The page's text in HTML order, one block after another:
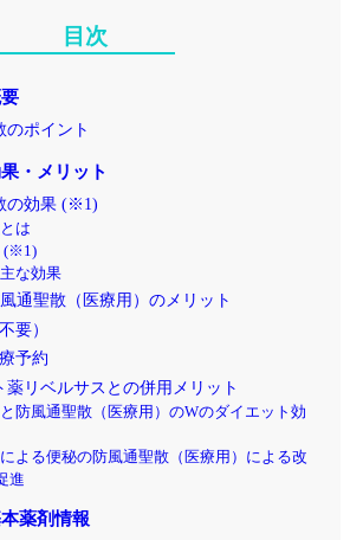
目次
のポイント
・メリット
の効果 (※1)
は
(※1)
な効果
通聖散（医療用）のメリット
要）
予約
薬リベルサスとの併用メリット
防風通聖散（医療用）のWのダイエット効
よる便秘の防風通聖散（医療用）による改
進
薬剤情報